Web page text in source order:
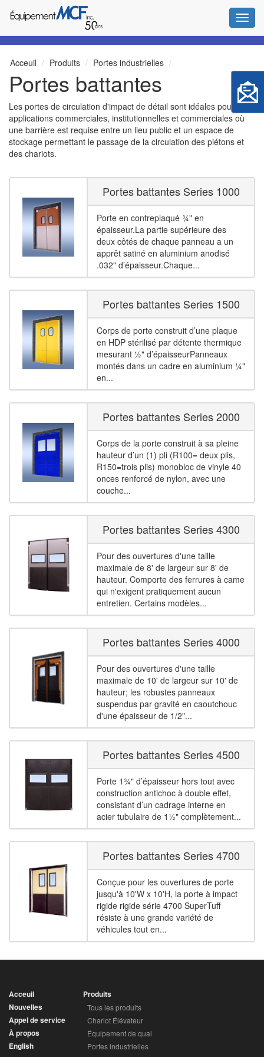
Acceuil Produits Portes industrielles
Portes battantes
Les portes de circulation d'impact de détail sont idéales pour les
applications commerciales, institutionnelles et commerciales où
une barrière est requise entre un lieu public et un espace de
stockage permettant le passage de la circulation des piétons et
des chariots.
Portes battantes Series 1000
Porte en contreplaqué ¾" en
épaisseur.La partie supérieure des
deux côtés de chaque panneau a un
apprêt satiné en aluminium anodisé
.032" d’épaisseur.Chaque...
Portes battantes Series 1500
Corps de porte construit d’une plaque
en HDP stérilisé par détente thermique
mesurant ½" d’épaisseurPanneaux
montés dans un cadre en aluminium ¼"
en...
Portes battantes Series 2000
Corps de la porte construit à sa pleine
hauteur d’un (1) pli (R100= deux plis,
R150=trois plis) monobloc de vinyle 40
onces renforcé de nylon, avec une
couche...
Portes battantes Series 4300
Pour des ouvertures d'une taille
maximale de 8' de largeur sur 8' de
hauteur. Comporte des ferrures à came
qui n'exigent pratiquement aucun
entretien. Certains modèles...
Portes battantes Series 4000
Pour des ouvertures d'une taille
maximale de 10' de largeur sur 10' de
hauteur; les robustes panneaux
suspendus par gravité en caoutchouc
d'une épaisseur de 1/2"...
Portes battantes Series 4500
Porte 1¾" d’épaisseur hors tout avec
construction antichoc à double effet,
consistant d’un cadrage interne en
acier tubulaire de 1½" complètement...
Portes battantes Series 4700
Conçue pour les ouvertures de porte
jusqu'à 10'W x 10'H, la porte à impact
rigide rigide série 4700 SuperTuff
résiste à une grande variété de
véhicules tout en...
Acceuil
Nouvelles
Appel de service
À propos
English
Produits
Tous les produits
Chariot Élévateur
Équipement de quai
Portes industrielles